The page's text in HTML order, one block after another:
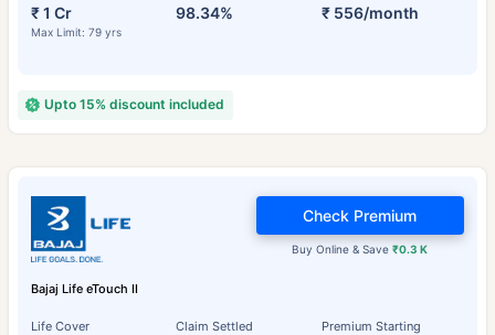
₹ 1 Cr
Max Limit: 79 yrs
98.34% ₹ 556/month
Upto 15% discount included
Bajaj Life eTouch II
Life Cover Claim Settled Premium Starting
Buy Online & Save₹0.3 K
Check Premium